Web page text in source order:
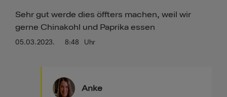
05.03.2023. 8:48 Uhr
Sehr gut werde dies öffters machen, weil wir
gerne Chinakohl und Paprika essen
Anke